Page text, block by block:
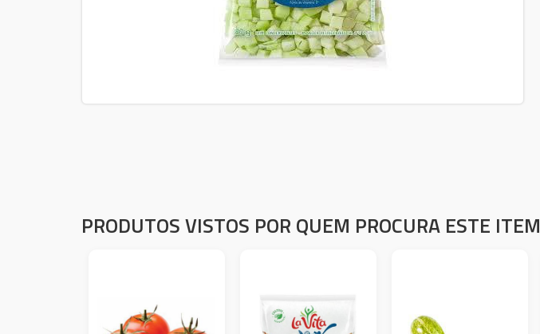
PRODUTOS VISTOS POR QUEM PROCURA ESTE ITEM